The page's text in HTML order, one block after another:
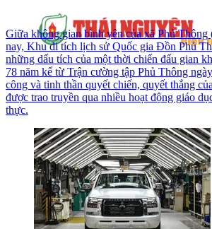
Giữa không gian bình yên của xã Phủ
nay, Khu di tích lịch sử Quốc gia Đồn Phủ
những dấu tích của một thời chiến đấu gian
78 năm kể từ Trận cường tập Phủ Thông
công và tinh thần quyết chiến, quyết thắng
được trao truyền qua nhiều hoạt động giáo
thực.